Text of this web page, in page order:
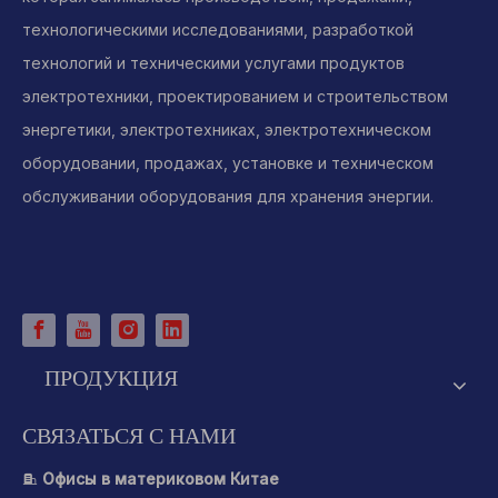
технологическими исследованиями, разработкой
технологий и техническими услугами продуктов
электротехники, проектированием и строительством
энергетики, электротехниках, электротехническом
оборудовании, продажах, установке и техническом
обслуживании оборудования для хранения энергии.
ПРОДУКЦИЯ
СВЯЗАТЬСЯ С НАМИ
 Офисы в материковом Китае